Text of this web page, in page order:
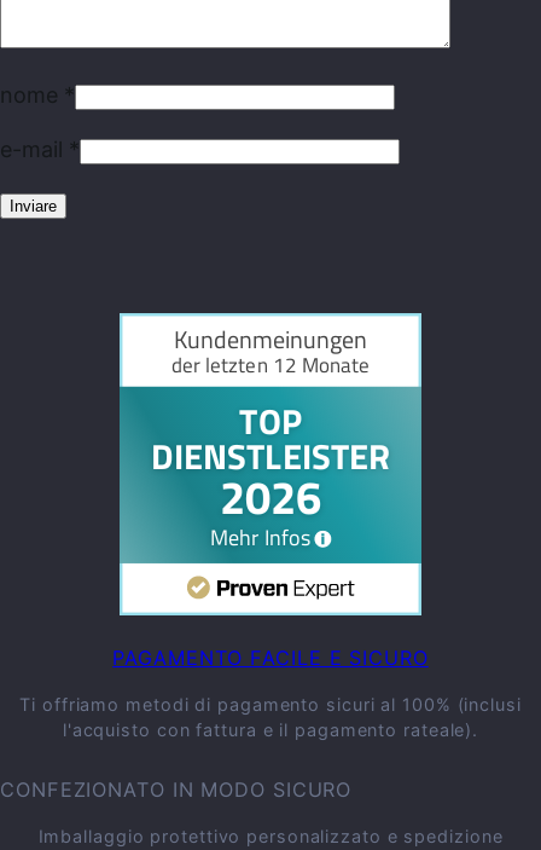
nome *
e-mail *
PAGAMENTO FACILE E SICURO
Ti offriamo metodi di pagamento sicuri al 100% (inclusi
l'acquisto con fattura e il pagamento rateale).
CONFEZIONATO IN MODO SICURO
Imballaggio protettivo personalizzato e spedizione